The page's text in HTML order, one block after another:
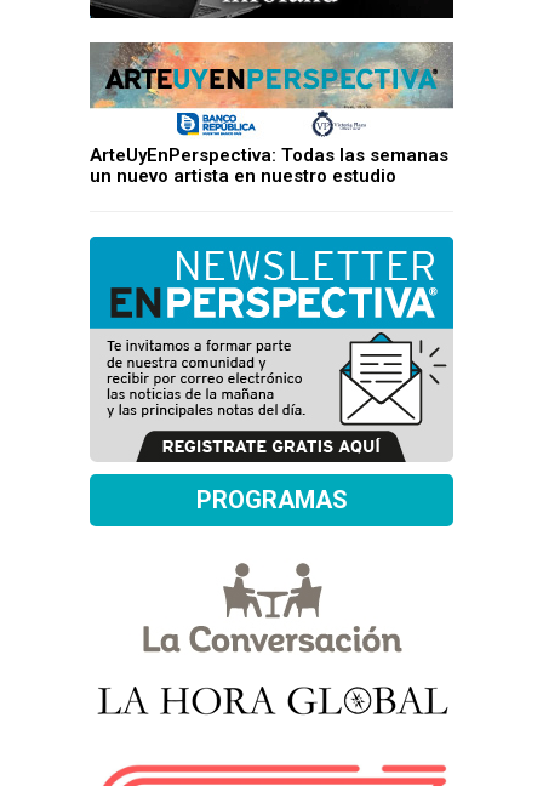
ArteUyEnPerspectiva: Todas las semanas
un nuevo artista en nuestro estudio
PROGRAMAS